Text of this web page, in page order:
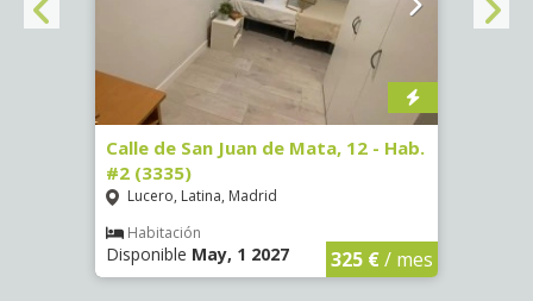
Calle de San Juan de Mata, 12 - Hab.
#2 (3335)
Lucero, Latina, Madrid
Habitación
Disponible May, 1 2027 325 €/ mes